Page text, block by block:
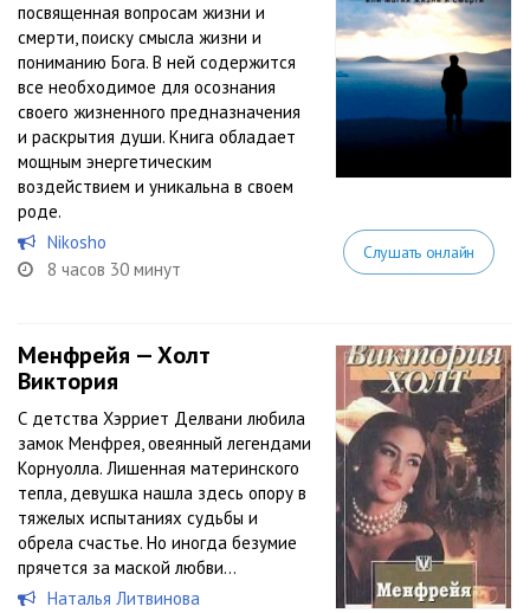
посвященная вопросам жизни и
смерти, поиску смысла жизни и
пониманию Бога. В ней содержится
все необходимое для осознания
своего жизненного предназначения
и раскрытия души. Книга обладает
мощным энергетическим
воздействием и уникальна в своем
роде.
Nikosho
8 часов 30 минут
Слушать онлайн
Менфрейя — Холт
Виктория
С детства Хэрриет Делвани любила
замок Менфрея, овеянный легендами
Корнуолла. Лишенная материнского
тепла, девушка нашла здесь опору в
тяжелых испытаниях судьбы и
обрела счастье. Но иногда безумие
прячется за маской любви…
Наталья Литвинова